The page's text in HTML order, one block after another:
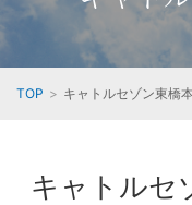
TOP キャトルセゾン東橋
キャトルセ